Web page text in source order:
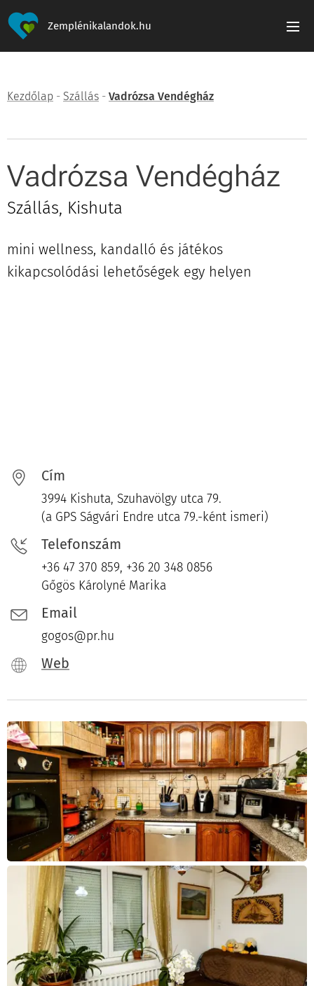
Zemplénikalandok.hu
Kezdőlap - Szállás - Vadrózsa Vendégház
Vadrózsa Vendégház
Szállás, Kishuta
mini wellness, kandalló és játékos
kikapcsolódási lehetőségek egy helyen
Cím
3994 Kishuta, Szuhavölgy utca 79.
(a GPS Ságvári Endre utca 79.-ként ismeri)
Telefonszám
+36 47 370 859, +36 20 348 0856
Gőgös Károlyné Marika
Email
gogos@pr.hu
Web